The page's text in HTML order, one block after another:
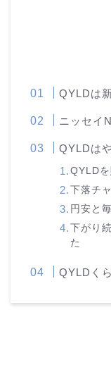
QYLDは
ニッセイ
QYLDは
QYLD
下落チ
円安と
下がり
た
QYLDく